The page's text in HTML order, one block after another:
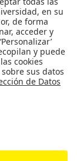
the
AIChE Annual
1108-